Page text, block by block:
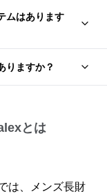
ムはあります
りますか？
とは
は、メンズ長財